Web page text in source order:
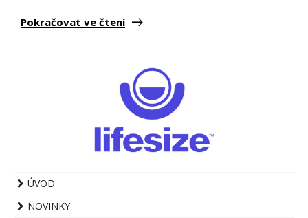
Pokračovat ve čtení
ÚVOD
NOVINKY